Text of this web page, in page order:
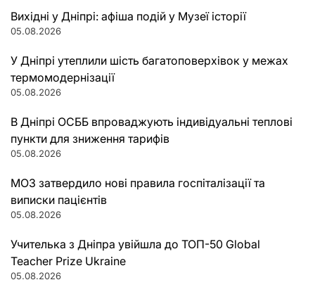
Вихідні у Дніпрі: афіша подій у Музеї історії
05.08.2026
У Дніпрі утеплили шість багатоповерхівок у межах
термомодернізації
05.08.2026
В Дніпрі ОСББ впроваджують індивідуальні теплові
пункти для зниження тарифів
05.08.2026
МОЗ затвердило нові правила госпіталізації та
виписки пацієнтів
05.08.2026
Учителька з Дніпра увійшла до ТОП-50 Global
Teacher Prize Ukraine
05.08.2026